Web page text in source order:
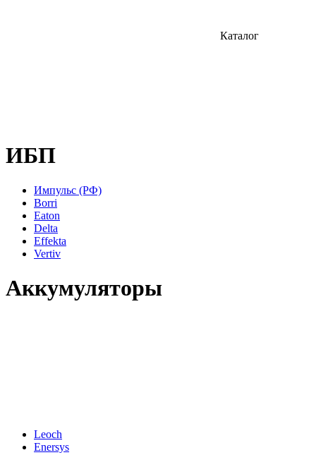
Каталог
ИБП
Импульс (РФ)
Borri
Eaton
Delta
Effekta
Vertiv
Аккумуляторы
Leoch
Enersys